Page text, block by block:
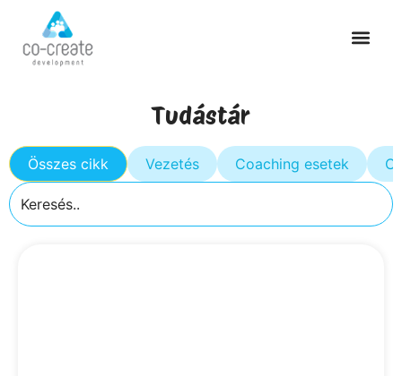
Tudástár
Összes cikk Vezetés Coaching esetek